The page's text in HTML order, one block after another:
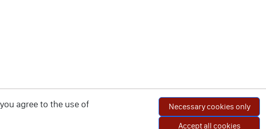
agree to the use of
Necessary cookies only
Accept all cookies